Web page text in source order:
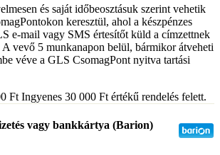
és saját időbeosztásuk szerint vehetik
keresztül, ahol a készpénzes
e-mail vagy SMS értesítőt küld a címzettnek
vevő 5 munkanapon belül, bármikor átveheti
véve a GLS CsomagPont nyitva tartási
Ft Ingyenes 30 000 Ft értékű rendelés felett.
vagy bankkártya (Barion)